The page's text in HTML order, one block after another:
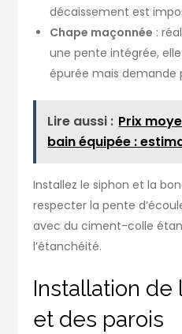
décaissement est
Chape maçonnée :
une pente intégrée,
épurée mais demande
Lire aussi : Prix
bain équipée :
Installez le siphon et la
respecter la pente
avec du ciment-colle
l’étanchéité.
Installation
et des parois